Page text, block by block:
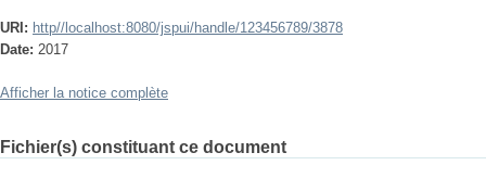
URI: http//localhost:8080/jspui/handle/123456789/3878
Date: 2017
Afficher la notice complète
Fichier(s) constituant ce document